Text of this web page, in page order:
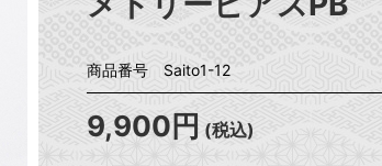
商品番号 Saito1-12
9,900円 (税込)